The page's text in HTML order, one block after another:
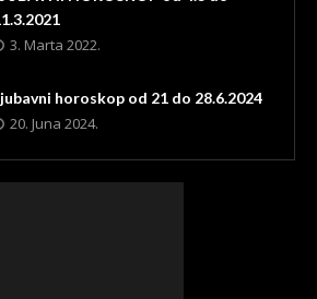
3. Marta 2022.
horoskop od 21 do 28.6.2024
20. Juna 2024.